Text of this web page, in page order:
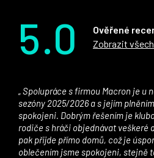
5.0
Ověřené
Zobrazit
sezóny 2025/2026 a s jejím
spokojeni. Dobrým řešením je
rodiče s hráči objednávat veškeré
pak přijde přímo domů, což je
oblečením jsme spokojeni, stejně